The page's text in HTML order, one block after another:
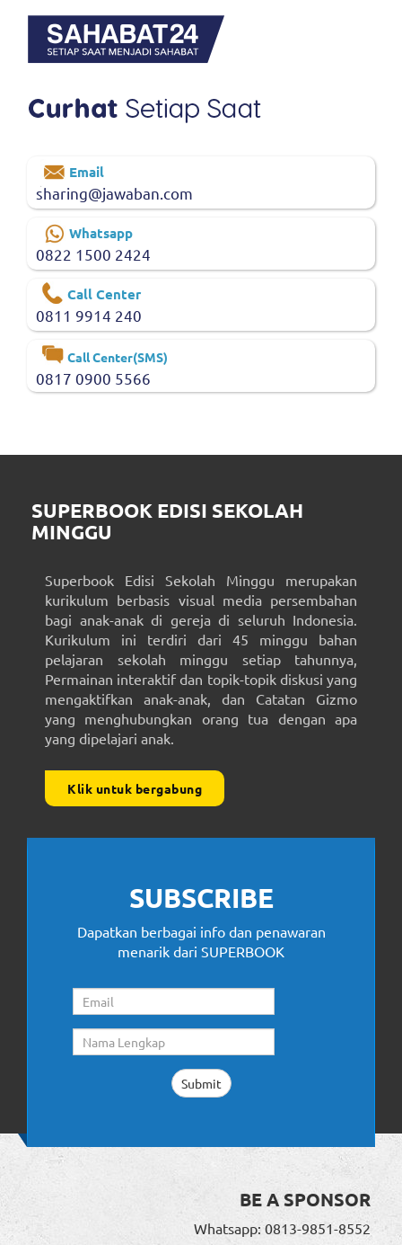
Email
sharing@jawaban.com
Whatsapp
0822 1500 2424
Call Center
0811 9914 240
Call Center(SMS)
0817 0900 5566
SUPERBOOK EDISI SEKOLAH
MINGGU
Superbook Edisi Sekolah Minggu merupakan
kurikulum berbasis visual media persembahan
bagi anak-anak di gereja di seluruh Indonesia.
Kurikulum ini terdiri dari 45 minggu bahan
pelajaran sekolah minggu setiap tahunnya,
Permainan interaktif dan topik-topik diskusi yang
mengaktifkan anak-anak, dan Catatan Gizmo
yang menghubungkan orang tua dengan apa
yang dipelajari anak.
Klik untuk bergabung
SUBSCRIBE
Dapatkan berbagai info dan penawaran
menarik dari SUPERBOOK
BE A SPONSOR
Whatsapp: 0813-9851-8552